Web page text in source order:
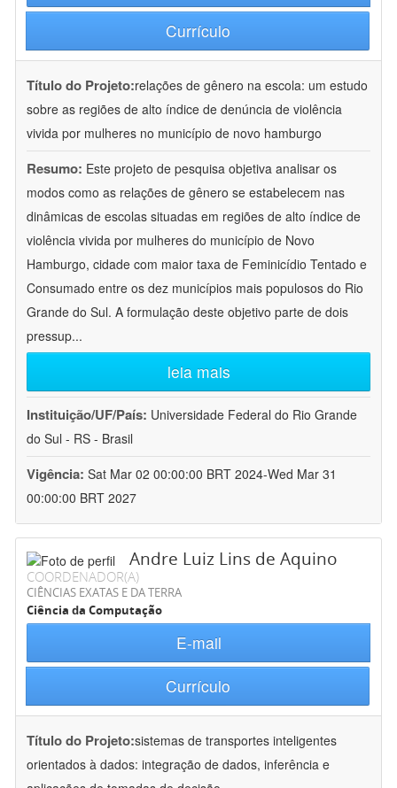
Currículo
Título do Projeto:relações de gênero na escola: um estudo
sobre as regiões de alto índice de denúncia de violência
vivida por mulheres no município de novo hamburgo
Resumo: Este projeto de pesquisa objetiva analisar os
modos como as relações de gênero se estabelecem nas
dinâmicas de escolas situadas em regiões de alto índice de
violência vivida por mulheres do município de Novo
Hamburgo, cidade com maior taxa de Feminicídio Tentado e
Consumado entre os dez municípios mais populosos do Rio
Grande do Sul. A formulação deste objetivo parte de dois
pressup...
leia mais
Instituição/UF/País: Universidade Federal do Rio Grande
do Sul - RS - Brasil
Vigência: Sat Mar 02 00:00:00 BRT 2024-Wed Mar 31
00:00:00 BRT 2027
Andre Luiz Lins de Aquino
COORDENADOR(A)
CIÊNCIAS EXATAS E DA TERRA
Ciência da Computação
E-mail
Currículo
Título do Projeto:sistemas de transportes inteligentes
orientados à dados: integração de dados, inferência e